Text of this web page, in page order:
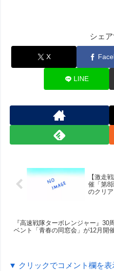
シェ
X
LINE
【激走
催「第8
のクリ
『高速戦隊ターボレンジャー』30
ベント「青春の同窓会」が12月開
▼ クリックでコメント欄を表